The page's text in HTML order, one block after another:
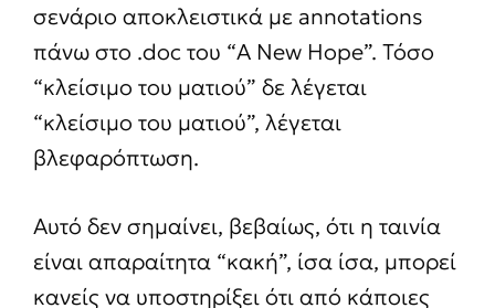
σενάριο αποκλειστικά με annotations
πάνω στο .doc του “A New Hope”. Τόσο
“κλείσιμο του ματιού” δε λέγεται
“κλείσιμο του ματιού”, λέγεται
βλεφαρόπτωση.
Αυτό δεν σημαίνει, βεβαίως, ότι η ταινία
είναι απαραίτητα “κακή”, ίσα ίσα, μπορεί
κανείς να υποστηρίξει ότι από κάποιες